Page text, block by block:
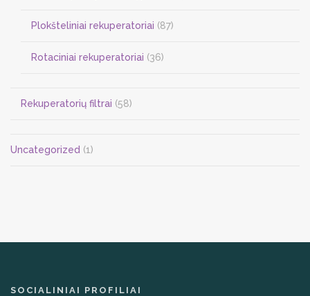
Plokšteliniai rekuperatoriai (87)
Rotaciniai rekuperatoriai (36)
Rekuperatorių filtrai (58)
Uncategorized (1)
SOCIALINIAI PROFILIAI